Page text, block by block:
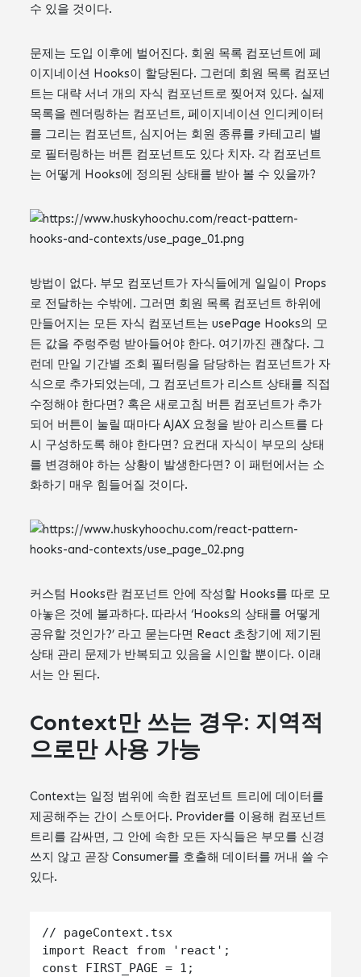
수 있을 것이다.
문제는 도입 이후에 벌어진다. 회원 목록 컴포넌트에 페
이지네이션 Hooks이 할당된다. 그런데 회원 목록 컴포넌
트는 대략 서너 개의 자식 컴포넌트로 찢어져 있다. 실제
목록을 렌더링하는 컴포넌트, 페이지네이션 인디케이터
를 그리는 컴포넌트, 심지어는 회원 종류를 카테고리 별
로 필터링하는 버튼 컴포넌트도 있다 치자. 각 컴포넌트
는 어떻게 Hooks에 정의된 상태를 받아 볼 수 있을까?
방법이 없다. 부모 컴포넌트가 자식들에게 일일이 Props
로 전달하는 수밖에. 그러면 회원 목록 컴포넌트 하위에
만들어지는 모든 자식 컴포넌트는 usePage Hooks의 모
든 값을 주렁주렁 받아들어야 한다. 여기까진 괜찮다. 그
런데 만일 기간별 조회 필터링을 담당하는 컴포넌트가 자
식으로 추가되었는데, 그 컴포넌트가 리스트 상태를 직접
수정해야 한다면? 혹은 새로고침 버튼 컴포넌트가 추가
되어 버튼이 눌릴 때마다 AJAX 요청을 받아 리스트를 다
시 구성하도록 해야 한다면? 요컨대 자식이 부모의 상태
를 변경해야 하는 상황이 발생한다면? 이 패턴에서는 소
화하기 매우 힘들어질 것이다.
커스텀 Hooks란 컴포넌트 안에 작성할 Hooks를 따로 모
아놓은 것에 불과하다. 따라서 ‘Hooks의 상태를 어떻게
공유할 것인가?’ 라고 묻는다면 React 초창기에 제기된
상태 관리 문제가 반복되고 있음을 시인할 뿐이다. 이래
서는 안 된다.
Context만 쓰는 경우: 지역적
으로만 사용 가능
Context는 일정 범위에 속한 컴포넌트 트리에 데이터를
제공해주는 간이 스토어다. Provider를 이용해 컴포넌트
트리를 감싸면, 그 안에 속한 모든 자식들은 부모를 신경
쓰지 않고 곧장 Consumer를 호출해 데이터를 꺼내 쓸 수
있다.
// pageContext.tsx
import React from 'react';
const FIRST_PAGE = 1;